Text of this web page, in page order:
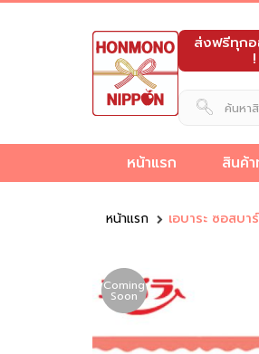
ส่งฟรีทุกอ
!
แข็ง
ขายส่ง
อาหาร
แข็ง
วัตถุดิบอาหาร
หน้าแรก สินค้
หน้าแรก เอบาระ ซอสบ
Coming
Soon